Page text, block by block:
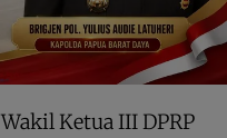
Wakil Ketua III DPRP